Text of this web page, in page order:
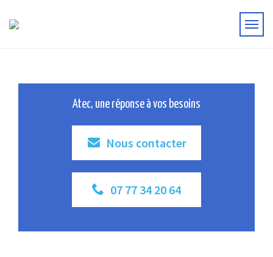
Atec, une réponse à vos besoins
Nous contacter
07 77 34 20 64